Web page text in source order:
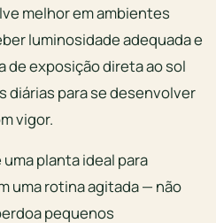
melhor em ambientes
luminosidade adequada e
de exposição direta ao sol
diárias para se desenvolver
vigor.
planta ideal para
uma rotina agitada — não
pequenos